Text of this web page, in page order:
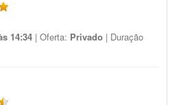
14:34 | Oferta: Privado | Duração